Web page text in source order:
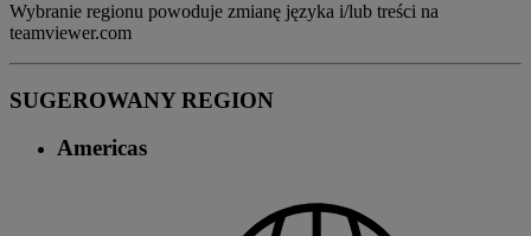
Wybranie regionu powoduje zmianę języka i/lub treści na
teamviewer.com
SUGEROWANY REGION
Americas